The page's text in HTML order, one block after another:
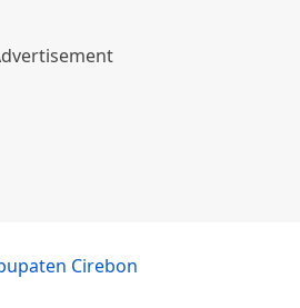
Cirebon